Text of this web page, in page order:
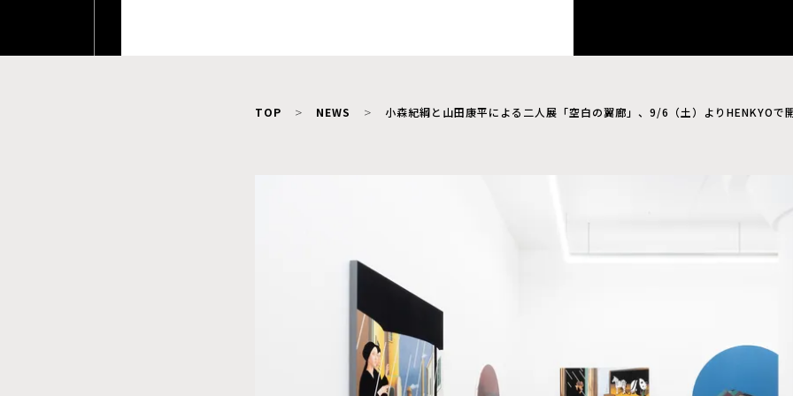
TOP NEWS 小森紀綱と山田康平による二人展「空白の翼廊」、9/6（土）よりHENKYOで